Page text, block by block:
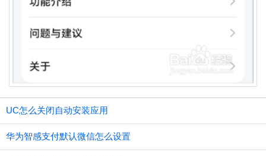
UC怎么关闭自动安装应用
华为智感支付默认微信怎么设置